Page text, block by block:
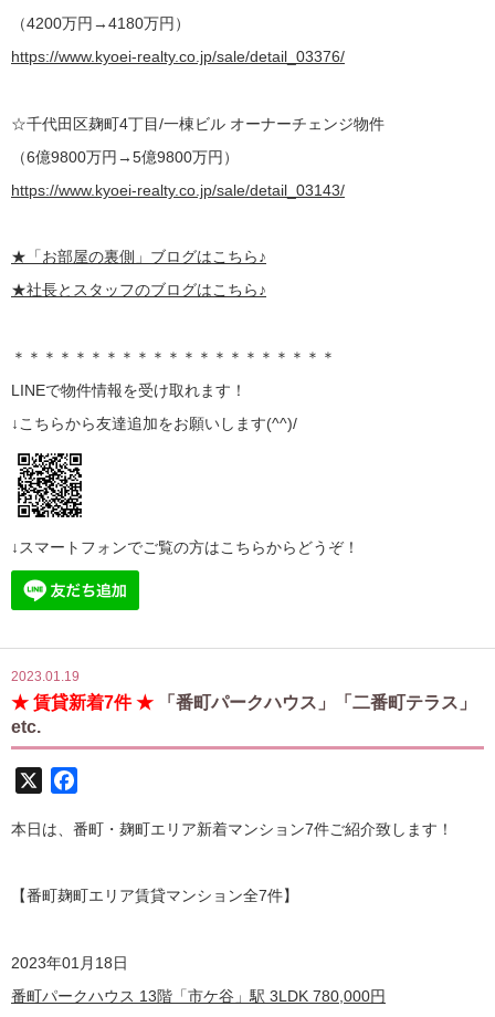
（4200万円→4180万円）
https://www.kyoei-realty.co.jp/sale/detail_03376/
☆千代田区麹町4丁目/一棟ビル オーナーチェンジ物件
（6億9800万円→5億9800万円）
https://www.kyoei-realty.co.jp/sale/detail_03143/
★ 「お部屋の裏側」 ブログはこちら♪
★社長とスタッフのブログはこちら♪
＊＊＊＊＊＊＊＊＊＊＊＊＊＊＊＊＊＊＊＊＊
LINEで物件情報を受け取れます！
↓こちらから友達追加をお願いします(^^)/
↓スマートフォンでご覧の方はこちらからどうぞ！
2023.01.19
★ 賃貸新着7件 ★
「番町パークハウス」「二番町テラス」
etc.
本日は、番町・麹町エリア新着マンション7件ご紹介致します！
【番町麹町エリア賃貸マンション全7件】
2023年01月18日
番町パークハウス 13階「市ケ谷」駅 3LDK 780,000円